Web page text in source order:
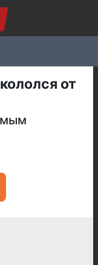
от